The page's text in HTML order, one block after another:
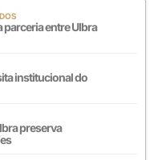
entre Ulbra
institucional do
preserva